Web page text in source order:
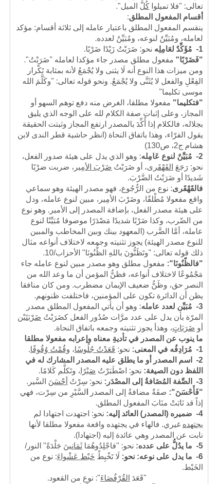
تعالى: "فلا تميلوا كُلَّ الميل".
أقسام المفعول المطلق:
ينقسم المفعول المطلق باعتبار عامله إلى ثلاثة أقسام: مؤكد
لعامله، ومُبَيِّنٌ لنوعه، ومُبَيِّنٌ لعدده.
1-
مُؤَكِّدٌ لعَامِلِه نحو: ضَرَبْتُ زَيْدًا ضَرْبًا.
"فَضَرْبًا" مفعول مطلق مصدر جاء مؤكدا لعامله "ضَرَبْتُ".
ومن ميزات هذا النوع أنه لَا يثنى ولا يُجْمَعُ لأنه بمثابة تَكْرار
الفِعْلِ والفعل لا يُثَنَّى ولا يُجْمَعُ. ونحو قوله تعالى: "وكَلَّمَ الله
موسى تكليما"
"فتكليما" مفعولا مطلقا، الغرض منه دفع توهم السهو أو
المجاز، وعلى إثبات صفة الكلام لله على الوجه الذي يليق
بجلاله، فالكلام إذا أُكِّدَ بالمصدر ارتفع المجاز وثبتت الحقيقة
يقول الفرّاء، وهذا باتفاق النحاة (انظر حاشية قطر الندى لابن
هشام ج2، ص130)
2-
مُبَيِّنٌ لنوع عَامِله: وهو الذي يدل على هيئة صدور الفعل،
نحو: رَجَعَ القَهْقَرى، أو ضَرَبْتُ ضَرْبَ الأمِير ، ضربت ضرْبًا
شَديدًا أو ضَرَبْتُ الضَّرْبَ.
فالقَهْقَرى: نوع من الرُّجُوع، فهو مصدر الهيئة وهو سماعي
واقع مفعولا مُطْلقًا، وضَرْبَ الأمِير، مبين لنوع عامله، ودل
على هيئة مصدر الفعل، بإضافة المصدر إلى الأمير. وهو نوع
من الضّرب، وكذا ضَرْبًا شديدًا مَصْدَرًا موصوفا مُبَيِّنًا لنوع
عامله، أمَّا الضَّرب (المعهود بينك وبين المخاطب والمبين
للنوع مصدر الهيئة) يجوز تثنيته وجمعه لاختلاف أنواعه مثال
ذلك قوله تعالى: "وتَظَنُّونَ باللهِ الظُّنُونَا" الأحزاب/10.
"فالظّنُونَا": مفعول مطلق وهو مصدر مبين لنوع عامله جاء
مَجْمُوعًا لاختلاف أنواعه، فظنُّ المؤمن أن ما وعد الله من
النصر حق، وظَنُّ ضعيف الإيمان مضطرب. ومن كان منافقا
يظن أن الدائرة تكون على المؤمنين، فاختلفت ظنونهم.
3-
مُبَيِّن لعدد عامله: وهو أن يأتي المفعول المطلق مصدر
المرّة بأن يدل على عدد مرَّات صُدُور الفعل كضَرَبْتُ ضَرْبَتَيْن
أو ضَرَبَاتٍ، وهذأ يجوز تثنيته وجمعه باتفاق النحاة.
ما ينوب عن المصدر في تأديةِ معناه وإعرابه مفعولا مطلقا
1-
مُرَادِفُه في المعنى: نحو: قَعَدْتُ جُلُوسًا، وقُمْتُ وُقُوفًا.
2-
اسم المصدر أو ما يطلق عليه المصدر المشارك له في
اللفظ دون الصيغة: نحو: اصْطَبَرْتُ صَبْرًا ، وتَكلَّم كَلامًا.
3-
الصِّفة المُضَافةُ إلى المصْدَر: نحو: سِرْتُ أحْسَنَ السَّير.
"فَأَحْسَنَ": صفَةٌ مضافةُ إلى المصدر
لسَّيْرِ من سِرْت، فهي
إذاً قد نَابَتْ منَابَ المفعول المطلق.
4-
ضميره (المصدر) العائد إليه: نحو: اجتهدت اجتهادا لم
يجتهده غيري. فالهاء في يجتهده واقعة مفعولا مطلقا لأنها
نابت عن المصدر وهي عائدة إليه (اجتهادا).
5-
ما يدُلُّ على عدده: نحو: "فاجْلِدُوهُمَاثَمَانينَ جَلْدَةً" النور/
6-
ما يدل على نوعه: نحو: لَا تَخْبِطْ خَبْط عَشْواءَ: نوع من
الخَبْط.
"قَعَدَ القُرْفُصَاءَ": نوع من القعود.